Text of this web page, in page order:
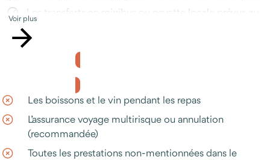
Les transferts en minibus ou navette locale prévus au
Le transfert aller-retour entre la gare et le lieu de
rendez-vous
L'assistance Odysway en cas de question ou d'imprévu,
disponible avant et pendant votre séjour (téléphone,
Voir plus
Le prix ne comprend pas
Les boissons et le vin pendant les repas
L’assurance voyage multirisque ou annulation
(recommandée)
Toutes les prestations non-mentionnées dans le